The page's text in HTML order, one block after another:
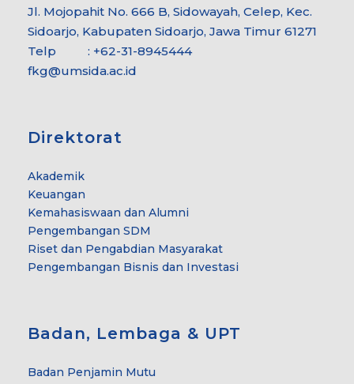
Jl. Mojopahit No. 666 B, Sidowayah, Celep, Kec.
Sidoarjo, Kabupaten Sidoarjo, Jawa Timur 61271
Telp : +62-31-8945444
fkg@umsida.ac.id
Direktorat
Akademik
Keuangan
Kemahasiswaan dan Alumni
Pengembangan SDM
Riset dan Pengabdian Masyarakat
Pengembangan Bisnis dan Investasi
Badan, Lembaga & UPT
Badan Penjamin Mutu